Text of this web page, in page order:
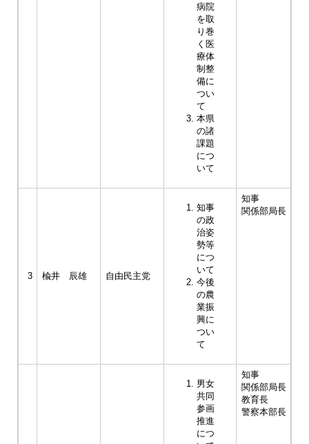
病院
を取
り巻
く医
療体
制整
備に
つい
て
本県
の諸
課題
につ
いて
3 楡井 辰雄 自由民主党
知事
の政
治姿
勢等
につ
いて
今後
の農
業振
興に
つい
て
知事
関係部局長
男女
共同
参画
推進
につ
知事
関係部局長
教育長
警察本部長